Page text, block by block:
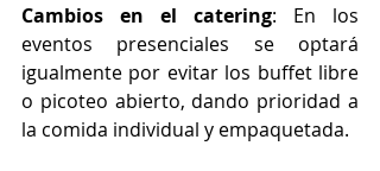
Cambios en el catering: En los
eventos presenciales se optará
igualmente por evitar los buffet libre
o picoteo abierto, dando prioridad a
la comida individual y empaquetada.